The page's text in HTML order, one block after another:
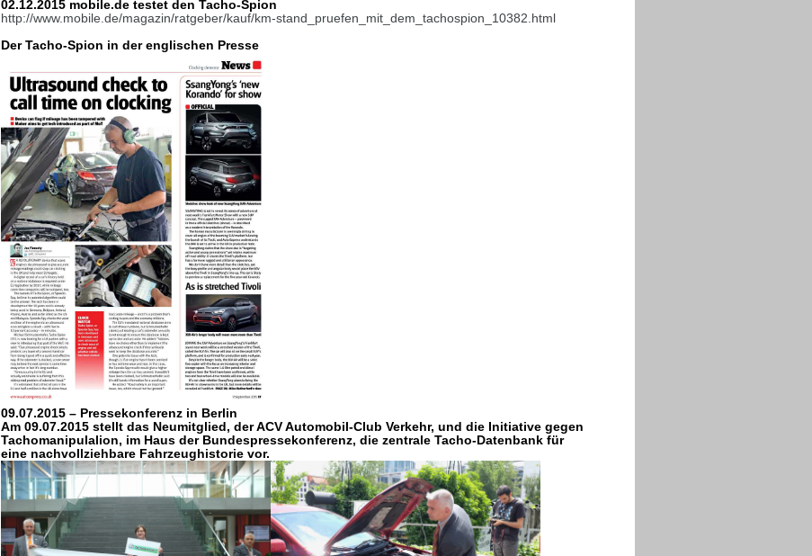
02.12.2015 mobile.de testet den Tacho-Spion
http://www.mobile.de/magazin/ratgeber/kauf/km-stand_pruefen_mit_dem_tachospion_10382.html
Der Tacho-Spion in der englischen Presse
09.07.2015 – Pressekonferenz in Berlin
Am 09.07.2015 stellt das Neumitglied, der ACV Automobil-Club Verkehr, und die Initiative gegen
Tachomanipulalion, im Haus der Bundespressekonferenz, die zentrale Tacho-Datenbank für
eine nachvollziehbare Fahrzeughistorie vor.